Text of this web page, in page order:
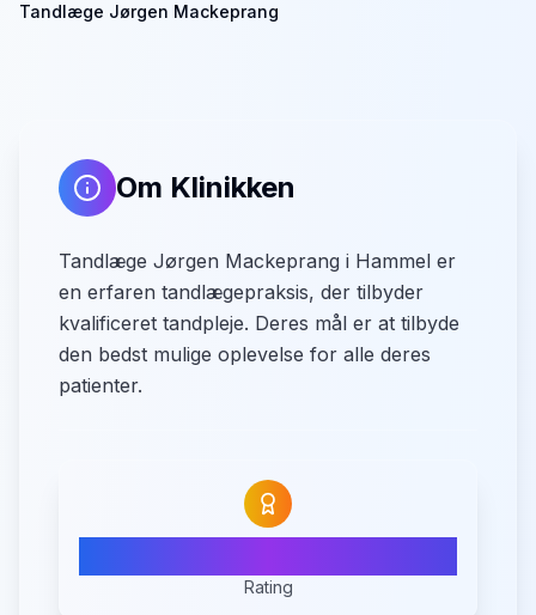
Tandlæge Jørgen Mackeprang
Om Klinikken
Tandlæge Jørgen Mackeprang i Hammel er
en erfaren tandlægepraksis, der tilbyder
kvalificeret tandpleje. Deres mål er at tilbyde
den bedst mulige oplevelse for alle deres
patienter.
Rating